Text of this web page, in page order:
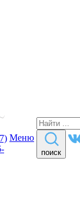
Меню
поиск